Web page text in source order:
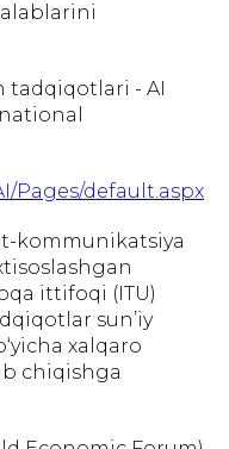
tadqiqotlari - AI
Pages/default.aspx
kommunikatsiya
ittifoqi (ITU)
sun’iy
xalqaro
chiqishga